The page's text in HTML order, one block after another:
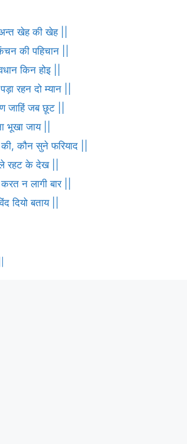
खेह की खेह ||
की पहिचान ||
किन होइ ||
रहन दो म्यान ||
जाहिं जब छूट ||
भूखा जाय ||
कौन सुने फरियाद ||
रहट के देख ||
न लागी बार ||
दियो बताय ||